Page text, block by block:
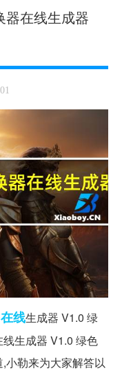
器在线生成器
在线生成器 V1.0 绿
生成器 V1.0 绿色
小勒来为大家解答以